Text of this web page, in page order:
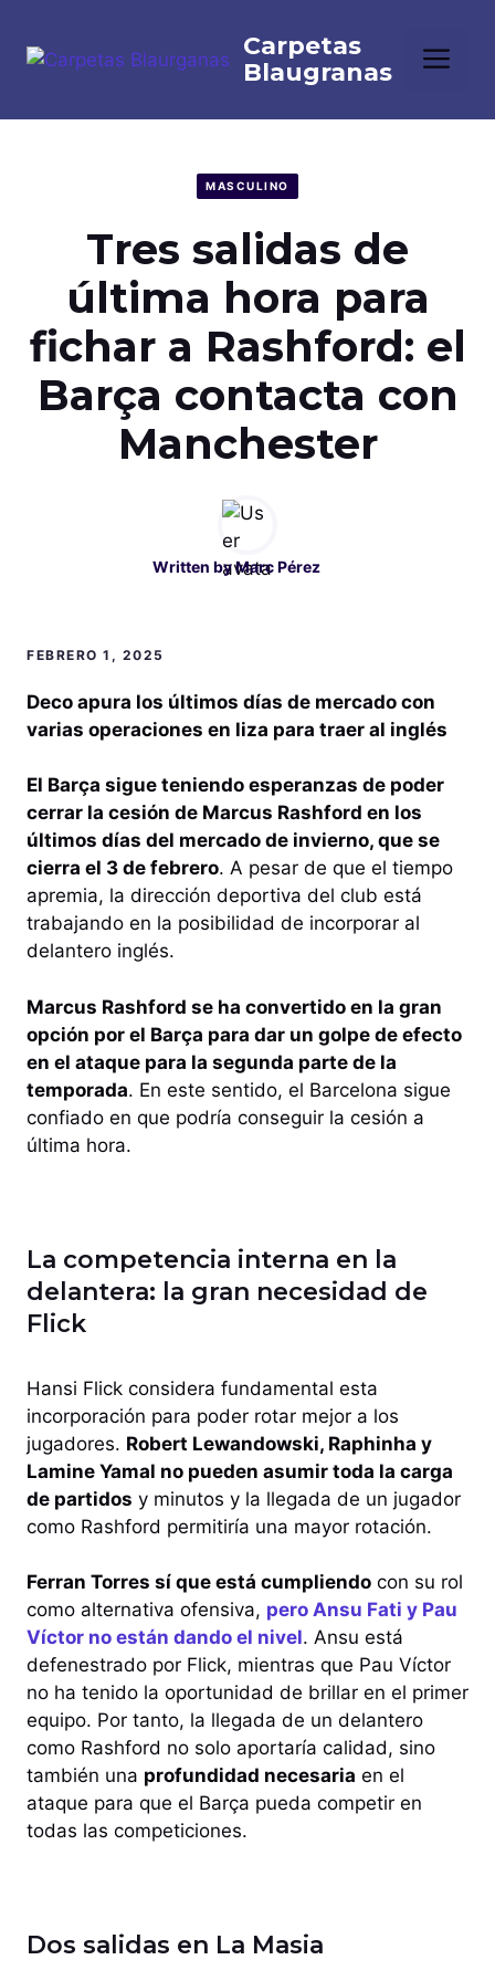
contenido
MASCULINO
Tres salidas de
última hora para
fichar a Rashford: el
Barça contacta con
Manchester
Written byMarc Pérez
FEBRERO 1, 2025
Deco apura los últimos días de mercado con
varias operaciones en liza para traer al inglés
El Barça sigue teniendo esperanzas de poder
cerrar la cesión de Marcus Rashford en los
últimos días del mercado de invierno, que se
cierra el 3 de febrero. A pesar de que el tiempo
apremia, la dirección deportiva del club está
trabajando en la posibilidad de incorporar al
delantero inglés.
Marcus Rashford se ha convertido en la gran
opción por el Barça para dar un golpe de efecto
en el ataque para la segunda parte de la
temporada. En este sentido, el Barcelona sigue
confiado en que podría conseguir la cesión a
última hora.
La competencia interna en la
delantera: la gran necesidad de
Flick
Hansi Flick considera fundamental esta
incorporación para poder rotar mejor a los
jugadores. Robert Lewandowski, Raphinha y
Lamine Yamal no pueden asumir toda la carga
de partidos y minutos y la llegada de un jugador
como Rashford permitiría una mayor rotación.
Ferran Torres sí que está cumpliendo con su rol
como alternativa ofensiva, pero Ansu Fati y Pau
Víctor no están dando el nivel. Ansu está
defenestrado por Flick, mientras que Pau Víctor
no ha tenido la oportunidad de brillar en el primer
equipo. Por tanto, la llegada de un delantero
como Rashford no solo aportaría calidad, sino
también una profundidad necesaria en el
ataque para que el Barça pueda competir en
todas las competiciones.
Dos salidas en La Masia